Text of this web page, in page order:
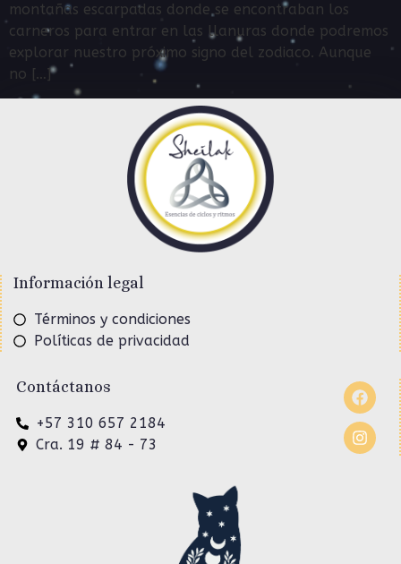
montañas escarpadas donde se encontraban los
carneros para entrar en las llanuras donde podremos
explorar nuestro próximo signo del zodiaco. Aunque
no […]
Información legal
Términos y condiciones
Políticas de privacidad
Contáctanos
+57 310 657 2184
Cra. 19 # 84 - 73